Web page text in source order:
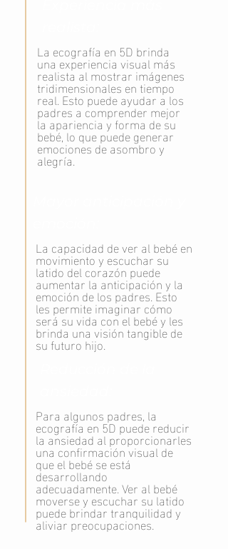
La ecografía en 5D brinda
una experiencia visual más
realista al mostrar imágenes
tridimensionales en tiempo
real. Esto puede ayudar a los
padres a comprender mejor
la apariencia y forma de su
bebé, lo que puede generar
emociones de asombro y
alegría.
La capacidad de ver al bebé en
movimiento y escuchar su
latido del corazón puede
aumentar la anticipación y la
emoción de los padres. Esto
les permite imaginar cómo
será su vida con el bebé y les
brinda una visión tangible de
su futuro hijo.
Para algunos padres, la
ecografía en 5D puede reducir
la ansiedad al proporcionarles
una confirmación visual de
que el bebé se está
desarrollando
adecuadamente. Ver al bebé
moverse y escuchar su latido
puede brindar tranquilidad y
aliviar preocupaciones.